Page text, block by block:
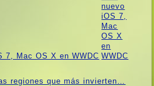
7, Mac OS X en WWDC
regiones que más invierten…